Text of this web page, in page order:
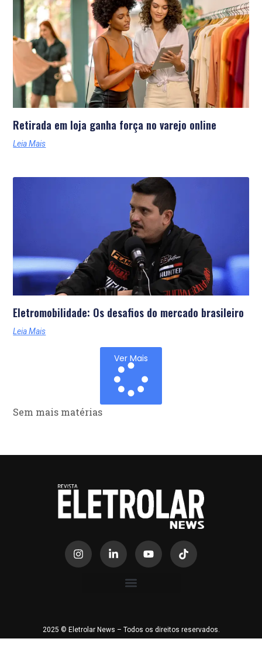
Retirada em loja ganha força no varejo online
Leia Mais
Eletromobilidade: Os desafios do mercado brasileiro
Leia Mais
Ver Mais
Sem mais matérias
2025 © Eletrolar News – Todos os direitos reservados.